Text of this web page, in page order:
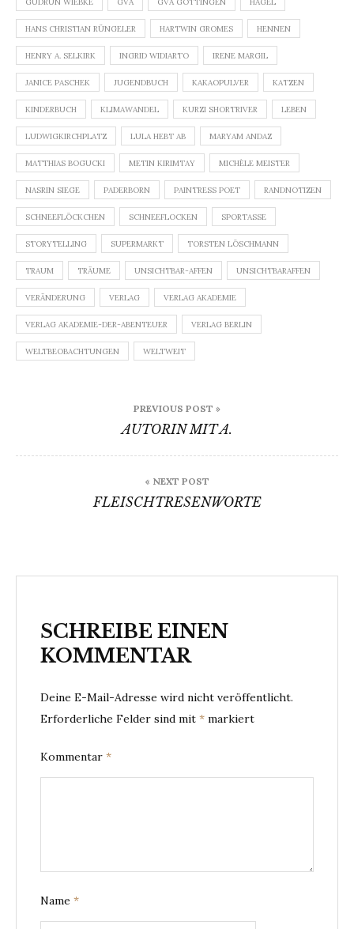
HANS CHRISTIAN RÜNGELER HARTWIN GROMES HENNEN
HENRY A. SELKIRK INGRID WIDIARTO IRENE MARGIL
JANICE PASCHEK JUGENDBUCH KAKAOPULVER KATZEN
KINDERBUCH KLIMAWANDEL KURZI SHORTRIVER LEBEN
LUDWIGKIRCHPLATZ LULA HEBT AB MARYAM ANDAZ
MATTHIAS BOGUCKI METIN KIRIMTAY MICHÈLE MEISTER
NASRIN SIEGE PADERBORN PAINTRESS POET RANDNOTIZEN
SCHNEEFLÖCKCHEN SCHNEEFLOCKEN SPORTASSE
STORYTELLING SUPERMARKT TORSTEN LÖSCHMANN
TRAUM TRÄUME UNSICHTBAR-AFFEN UNSICHTBARAFFEN
VERÄNDERUNG VERLAG VERLAG AKADEMIE
VERLAG AKADEMIE-DER-ABENTEUER VERLAG BERLIN
WELTBEOBACHTUNGEN WELTWEIT
PREVIOUS POST »
AUTORIN MIT A.
« NEXT POST
FLEISCHTRESENWORTE
SCHREIBE EINEN
KOMMENTAR
Deine E-Mail-Adresse wird nicht veröffentlicht.
Erforderliche Felder sind mit * markiert
Kommentar *
Name *